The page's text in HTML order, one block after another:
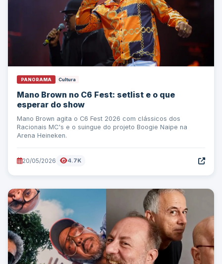
PANORAMA Cultura
Mano Brown no C6 Fest: setlist e o que
esperar do show
Mano Brown agita o C6 Fest 2026 com clássicos dos
Racionais MC's e o suingue do projeto Boogie Naipe na
Arena Heineken.
20/05/2026 4.7K